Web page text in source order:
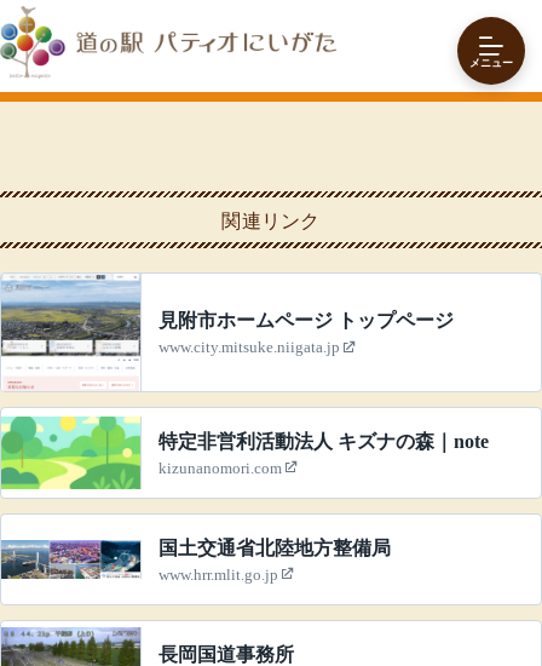
ン
テ
キ
プ
メニュー
ン
関連リンク
見附市ホームページ トップページ
www.city.mitsuke.niigata.jp
特定非営利活動法人 キズナの森｜note
kizunanomori.com
国土交通省北陸地方整備局
www.hrr.mlit.go.jp
長岡国道事務所